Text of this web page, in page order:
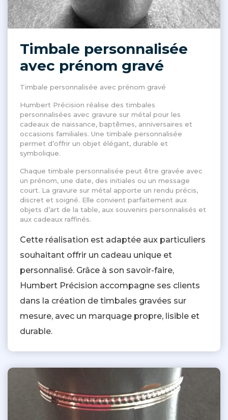
Timbale personnalisée
avec prénom gravé
Timbale personnalisée avec prénom gravé
Humbert Précision réalise des timbales
personnalisées avec gravure sur métal pour les
cadeaux de naissance, baptêmes, anniversaires et
occasions familiales. Une timbale personnalisée
permet d’offrir un objet élégant, durable et
symbolique.
Chaque timbale personnalisée peut être gravée avec
un prénom, une date, des initiales ou un message
court. La gravure sur métal apporte un rendu précis,
discret et soigné. Elle convient parfaitement aux
objets d’art de la table, aux souvenirs personnalisés et
aux cadeaux raffinés.
Cette réalisation est adaptée aux particuliers
souhaitant offrir un cadeau unique et
personnalisé. Grâce à son savoir-faire,
Humbert Précision accompagne ses clients
dans la création de timbales gravées sur
mesure, avec un marquage propre, lisible et
durable.